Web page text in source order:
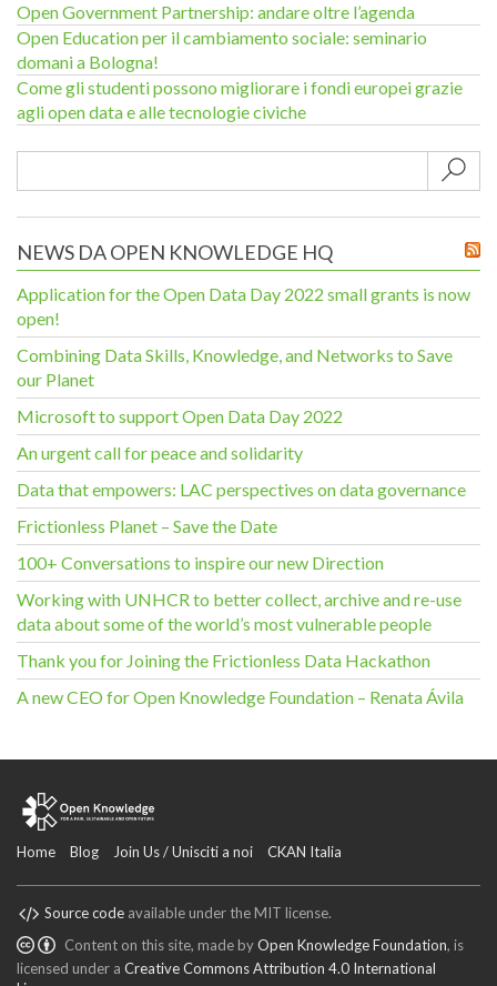
Open Government Partnership: andare oltre l’agenda
Open Education per il cambiamento sociale: seminario
domani a Bologna!
Come gli studenti possono migliorare i fondi europei grazie
agli open data e alle tecnologie civiche
NEWS DA OPEN KNOWLEDGE HQ
Application for the Open Data Day 2022 small grants is now
open!
Combining Data Skills, Knowledge, and Networks to Save
our Planet
Microsoft to support Open Data Day 2022
An urgent call for peace and solidarity
Data that empowers: LAC perspectives on data governance
Frictionless Planet – Save the Date
100+ Conversations to inspire our new Direction
Working with UNHCR to better collect, archive and re-use
data about some of the world’s most vulnerable people
Thank you for Joining the Frictionless Data Hackathon
A new CEO for Open Knowledge Foundation – Renata Ávila
Home Blog Join Us / Unisciti a noi CKAN Italia
Source code available under the MIT license.
Content on this site, made byOpen Knowledge Foundation, is
licensed under a Creative Commons Attribution 4.0 International